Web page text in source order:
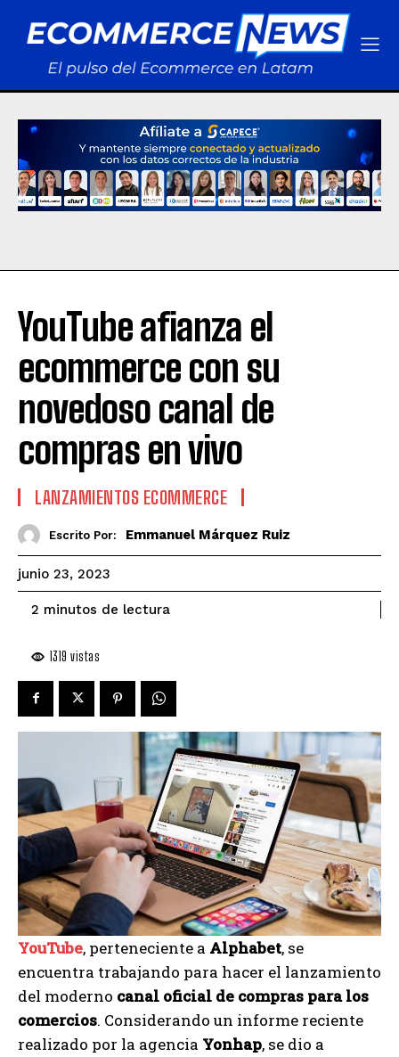
YouTube afianza el
ecommerce con su
novedoso canal de
compras en vivo
LANZAMIENTOS ECOMMERCE
Escrito Por: Emmanuel Márquez Ruiz
junio 23, 2023
2 minutos de lectura
1319 vistas
YouTube, perteneciente a Alphabet, se
encuentra trabajando para hacer el lanzamiento
del moderno canal oficial de compras para los
comercios. Considerando un informe reciente
realizado por la agencia Yonhap, se dio a